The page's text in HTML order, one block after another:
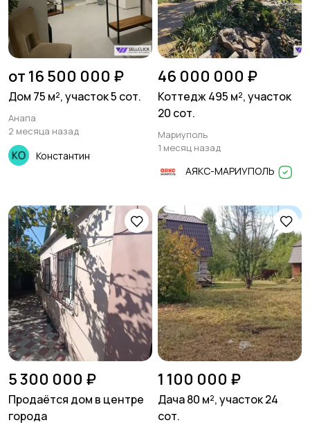
от 16 500 000 ₽
Дом 75 м², участок 5 сот.
Анапа
2 месяца назад
Константин
46 000 000 ₽
Коттедж 495 м², участок
20 сот.
Мариуполь
1 месяц назад
АЯКС-МАРИУПОЛЬ
5 300 000 ₽
Продаётся дом в центре
города
1 100 000 ₽
Дача 80 м², участок 24
сот.